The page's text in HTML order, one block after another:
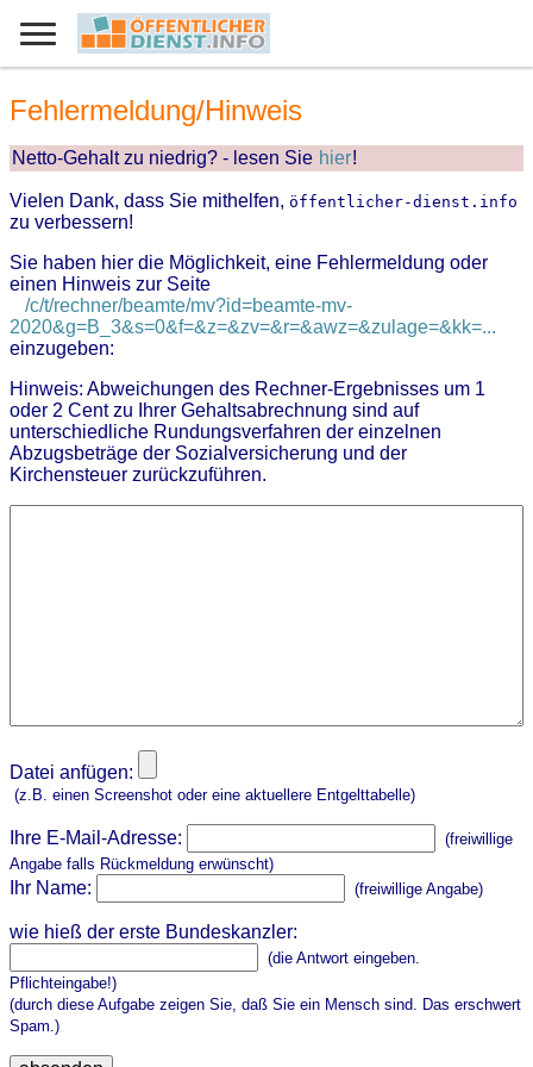
Fehlermeldung/Hinweis
Netto-Gehalt zu niedrig? - lesen Sie hier!
Vielen Dank, dass Sie mithelfen, öffentlicher-dienst.info
zu verbessern!
Sie haben hier die Möglichkeit, eine Fehlermeldung oder
einen Hinweis zur Seite
/c/t/rechner/beamte/mv?id=beamte-mv-
2020&g=B_3&s=0&f=&z=&zv=&r=&awz=&zulage=&kk=...
einzugeben:
Hinweis: Abweichungen des Rechner-Ergebnisses um 1
oder 2 Cent zu Ihrer Gehaltsabrechnung sind auf
unterschiedliche Rundungsverfahren der einzelnen
Abzugsbeträge der Sozialversicherung und der
Kirchensteuer zurückzuführen.
Datei anfügen:
(z.B. einen Screenshot oder eine aktuellere Entgelttabelle)
Ihre E-Mail-Adresse:
(freiwillige
Angabe falls Rückmeldung erwünscht)
Ihr Name: (freiwillige Angabe)
wie hieß der erste Bundeskanzler:
(die Antwort eingeben.
Pflichteingabe!)
(durch diese Aufgabe zeigen Sie, daß Sie ein Mensch sind. Das erschwert
Spam.)